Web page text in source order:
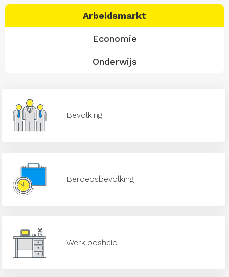
Arbeidsmarkt
Economie
Onderwijs
Bevolking
Beroepsbevolking
Werkloosheid